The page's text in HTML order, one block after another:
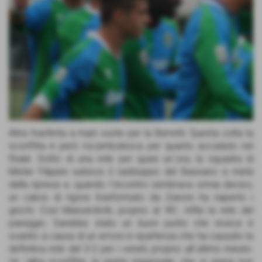
Altra trasferta a mani vuote per la Berretti. Questa volta la
sconfitta è però rocambolesca per quanto accaduto nel
finale. Sotto di una rete per quasi un´ora, la squadra di
Mister Filippini subisce il raddoppio del Bassano a metà
della ripresa e, quando l´incontro sembrava ormai deciso,
un calcio di rigore trasformato da Zanoni ha riaperto i
giochi. Così Masserdotti, proprio al 90´, infila la rete del
pareggio. Sarebbe stato un buon punto che invece è
svanito a causa di un errore in ripartenza che ha causato la
definitiva rete del 3-2 per i veneti, proprio all´ultimo minuto.